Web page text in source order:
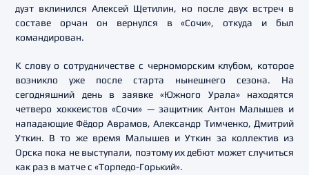
дуэт вклинился Алексей Щетилин, но после двух встреч в
составе орчан он вернулся в «Сочи», откуда и был
командирован.
К слову о сотрудничестве с черноморским клубом, которое
возникло уже после старта нынешнего сезона. На
сегодняшний день в заявке «Южного Урала» находятся
четверо хоккеистов «Сочи» — защитник Антон Малышев и
нападающие Фёдор Аврамов, Александр Тимченко, Дмитрий
Уткин. В то же время Малышев и Уткин за коллектив из
Орска пока не выступали, поэтому их дебют может случиться
как раз в матче с «Торпедо-Горький».